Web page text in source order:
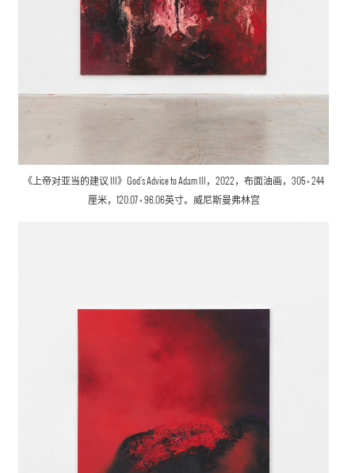
《上帝对亚当的建议 III》God's Advice to Adam III，2022，布面油画，305 × 244
厘米，120.07 × 96.06英寸。威尼斯曼弗林宫